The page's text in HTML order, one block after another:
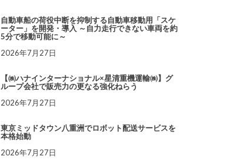
自動車船の荷役中断を抑制する自動車移動用「スケ
ーター」を開発・導入 ～自力走行できない車両を約
5分で移動可能に～
2026年7月27日
【㈱ハナインターナショナル×星清重機運輸㈱】グ
ループ会社で販売力の更なる強化ねらう
2026年7月27日
東京ミッドタウン八重洲でロボット配送サービスを
本格始動
2026年7月27日